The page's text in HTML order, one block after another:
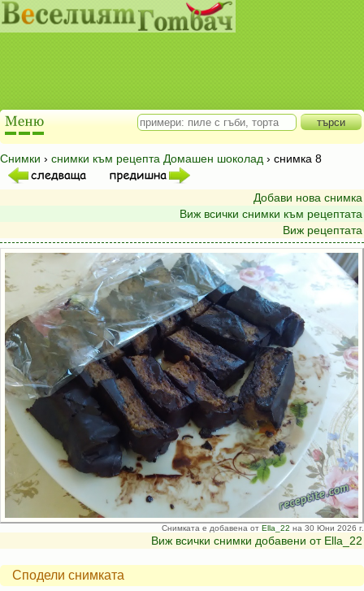
Снимки › снимки към рецепта Домашен шоколад › снимка 8
Добави нова снимка
Виж всички снимки към рецептата
Виж рецептата
Снимката е добавена от Ella_22 на 30 Юни 2026 г.
Виж всички снимки добавени от Ella_22
Сподели снимката